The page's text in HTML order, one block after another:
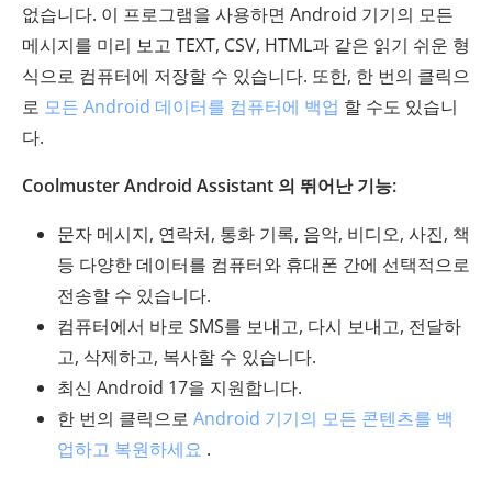
없습니다. 이 프로그램을 사용하면 Android 기기의 모든
메시지를 미리 보고 TEXT, CSV, HTML과 같은 읽기 쉬운 형
식으로 컴퓨터에 저장할 수 있습니다. 또한, 한 번의 클릭으
로 모든 Android 데이터를 컴퓨터에 백업 할 수도 있습니
다.
Coolmuster Android Assistant 의 뛰어난 기능:
문자 메시지, 연락처, 통화 기록, 음악, 비디오, 사진, 책
등 다양한 데이터를 컴퓨터와 휴대폰 간에 선택적으로
전송할 수 있습니다.
컴퓨터에서 바로 SMS를 보내고, 다시 보내고, 전달하
고, 삭제하고, 복사할 수 있습니다.
최신 Android 17을 지원합니다.
한 번의 클릭으로 Android 기기의 모든 콘텐츠를 백
업하고 복원하세요 .